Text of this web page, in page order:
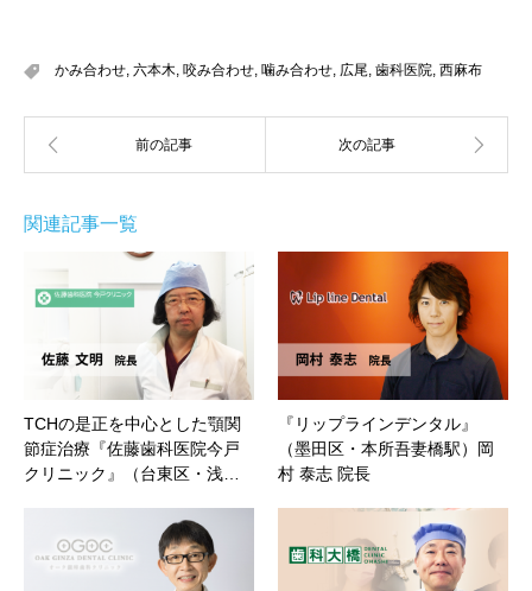
かみ合わせ, 六本木, 咬み合わせ, 噛み合わせ, 広尾, 歯科医院, 西麻布
関連記事一覧
TCHの是正を中心とした顎関
節症治療『佐藤歯科医院今戸
クリニック』（台東区・浅…
『リップラインデンタル』
（墨田区・本所吾妻橋駅）岡
村 泰志 院長